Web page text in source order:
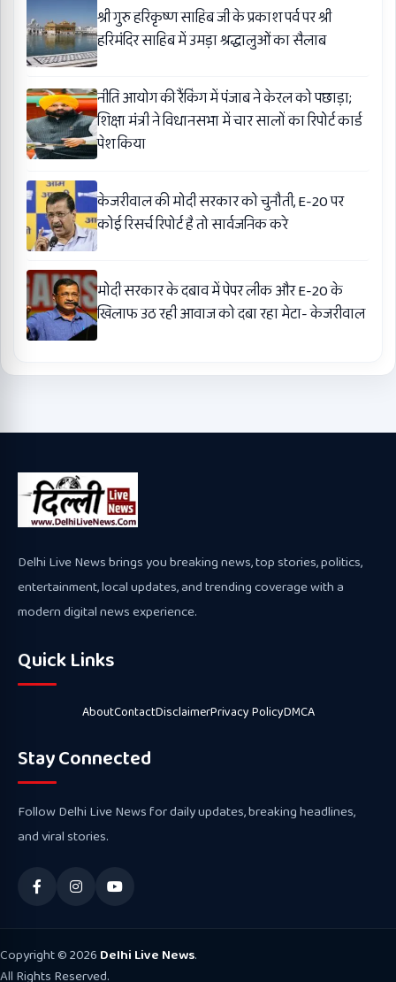
श्री गुरु हरिकृष्ण साहिब जी के प्रकाश पर्व पर श्री
हरिमंदिर साहिब में उमड़ा श्रद्धालुओं का सैलाब
नीति आयोग की रैंकिंग में पंजाब ने केरल को पछाड़ा;
शिक्षा मंत्री ने विधानसभा में चार सालों का रिपोर्ट कार्ड
पेश किया
केजरीवाल की मोदी सरकार को चुनौती, E-20 पर
कोई रिसर्च रिपोर्ट है तो सार्वजनिक करे
मोदी सरकार के दबाव में पेपर लीक और E-20 के
खिलाफ उठ रही आवाज को दबा रहा मेटा- केजरीवाल
Delhi Live News brings you breaking news, top stories, politics,
entertainment, local updates, and trending coverage with a
modern digital news experience.
Quick Links
AboutContactDisclaimerPrivacy PolicyDMCA
Stay Connected
Follow Delhi Live News for daily updates, breaking headlines,
and viral stories.
Copyright © 2026 Delhi Live News.
All Rights Reserved.